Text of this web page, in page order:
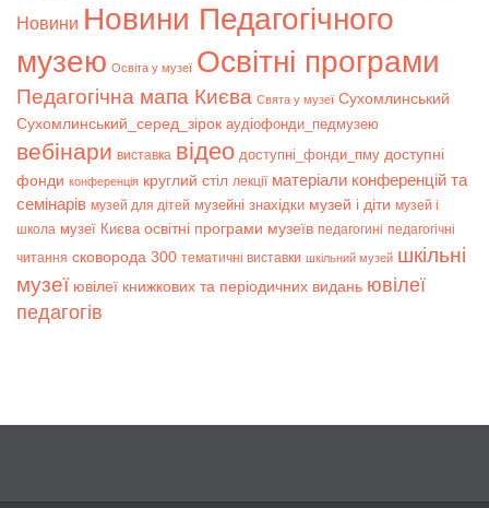
Новини Новини Педагогічного
музею Освіта у музеї Освітні програми
Педагогічна мапа Києва Свята у музеї Сухомлинський
Сухомлинський_серед_зірок аудіофонди_педмузею
вебінари виставка відео доступні_фонди_пму доступні
фонди конференція круглий стіл лекції матеріали конференцій та
семінарів музей для дітей музейні знахідки музей і діти музей і
школа музеї Києва освітні програми музеїв педагогині педагогічні
читання сковорода 300 тематичні виставки шкільний музей шкільні
музеї ювілеї книжкових та періодичних видань ювілеї
педагогів